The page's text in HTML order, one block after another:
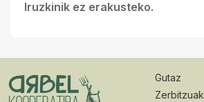
Iruzkinik ez erakusteko.
Gutaz
Zerbitzuak